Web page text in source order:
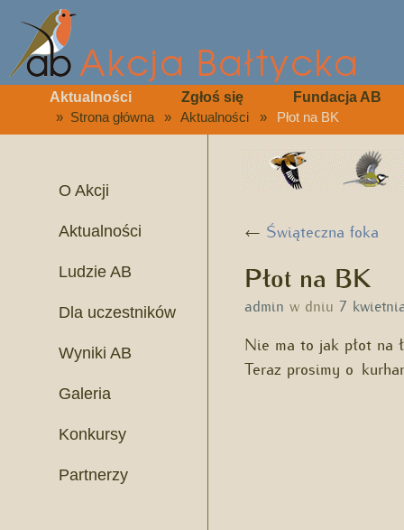
Aktualności Zgłoś się Fundacja AB
» Strona główna » Aktualności » Płot na BK
O Akcji
Aktualności
Ludzie AB
Dla uczestników
Wyniki AB
Galeria
Konkursy
Partnerzy
← Świąteczna foka
Płot na BK
admin w dniu 7
Nie ma to jak płot na
Teraz prosimy o